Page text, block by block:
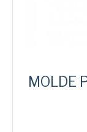
MOLDE